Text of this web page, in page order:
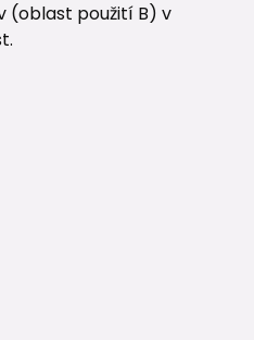
(oblast použití B) v